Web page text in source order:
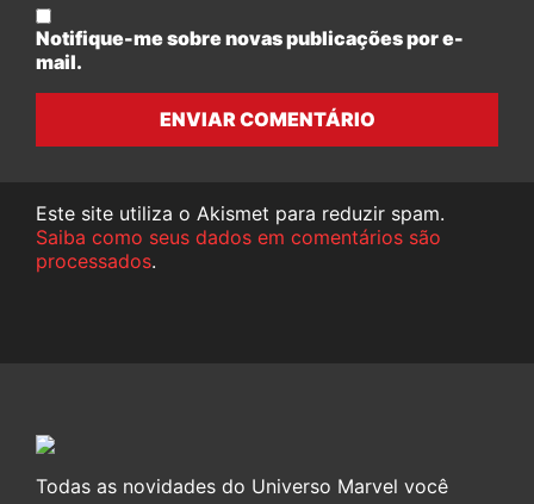
Notifique-me sobre novas publicações por e-
mail.
ENVIAR COMENTÁRIO
Este site utiliza o Akismet para reduzir spam.
Saiba como seus dados em comentários são
processados.
Todas as novidades do Universo Marvel você